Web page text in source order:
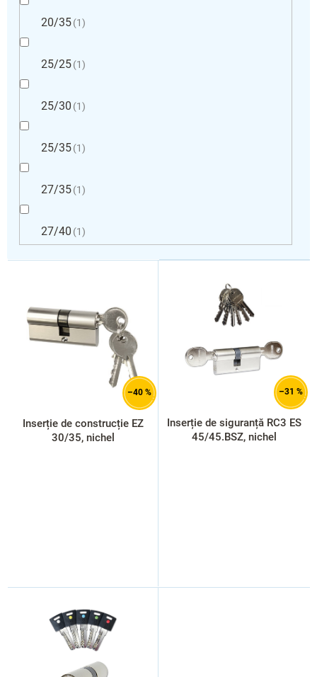
20/35 1
25/25 1
25/30 1
25/35 1
27/35 1
27/40 1
L
–40 %
Inserție de construcție EZ
30/35, nichel
–31 %
Inserție de siguranță RC3 ES
45/45.BSZ, nichel